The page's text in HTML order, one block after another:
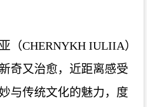
（CHERNYKH IULIIA）
奇又治愈，近距离感受
与传统文化的魅力，度